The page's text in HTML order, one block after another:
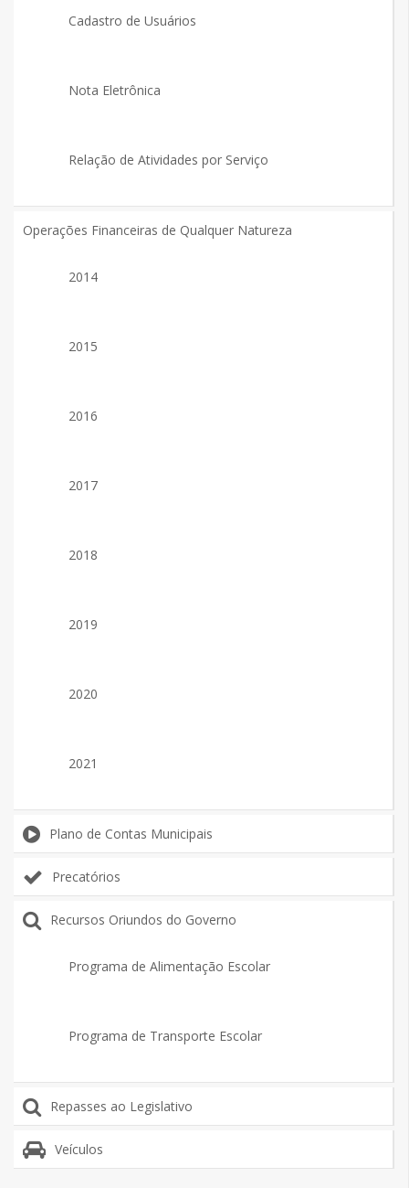
Cadastro de Usuários
Nota Eletrônica
Relação de Atividades por Serviço
Operações Financeiras de Qualquer Natureza
2014
2015
2016
2017
2018
2019
2020
2021
Plano de Contas Municipais
Precatórios
Recursos Oriundos do Governo
Programa de Alimentação Escolar
Programa de Transporte Escolar
Repasses ao Legislativo
Veículos